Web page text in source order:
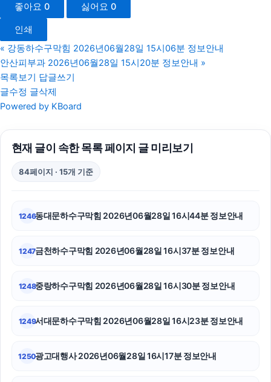
부산휴대폰성지
흥신소
폰테크
수원학교폭력변호사
서초이혼변호사
좋아요 0 싫어요 0
인쇄
« 강동하수구막힘 2026년06월28일 15시06분 정보안내
안산피부과 2026년06월28일 15시20분 정보안내 »
목록보기 답글쓰기
글수정 글삭제
Powered by KBoard
현재 글이 속한 목록 페이지 글 미리보기
84페이지 · 15개 기준
1246동대문하수구막힘 2026년06월28일 16시44분 정보안내
1247금천하수구막힘 2026년06월28일 16시37분 정보안내
1248중랑하수구막힘 2026년06월28일 16시30분 정보안내
1249서대문하수구막힘 2026년06월28일 16시23분 정보안내
1250광고대행사 2026년06월28일 16시17분 정보안내